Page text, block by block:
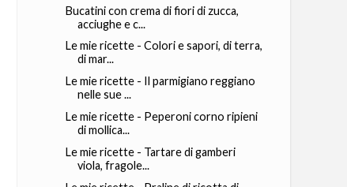
Bucatini con crema di fiori di zucca,
acciughe e c...
Le mie ricette - Colori e sapori, di terra,
di mar...
Le mie ricette - Il parmigiano reggiano
nelle sue ...
Le mie ricette - Peperoni corno ripieni
di mollica...
Le mie ricette - Tartare di gamberi
viola, fragole...